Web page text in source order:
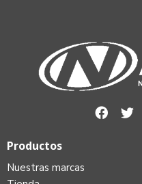
Productos
Nuestras marcas